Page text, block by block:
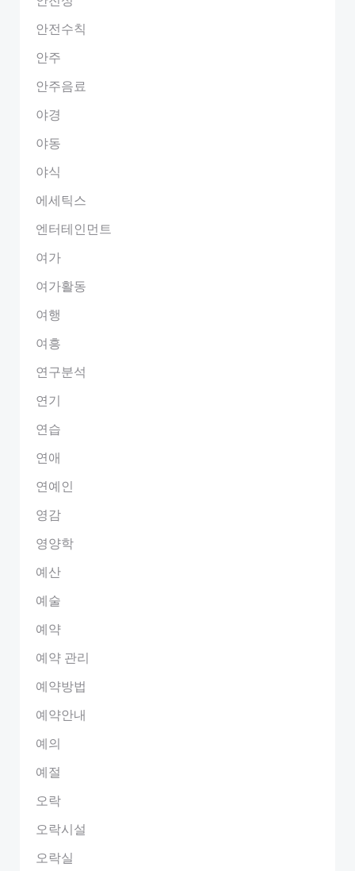
안전수칙
안주
안주음료
야경
야동
야식
에세틱스
엔터테인먼트
여가
여가활동
여행
여흥
연구분석
연기
연습
연애
연예인
영감
영양학
예산
예술
예약
예약 관리
예약방법
예약안내
예의
예절
오락
오락시설
오락실